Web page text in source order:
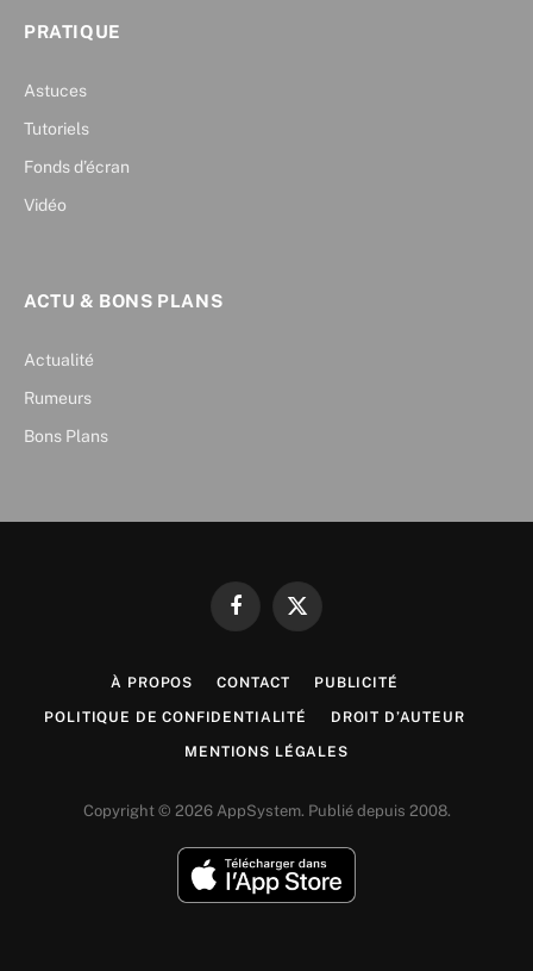
PRATIQUE
Astuces
Tutoriels
Fonds d’écran
Vidéo
ACTU & BONS PLANS
Actualité
Rumeurs
Bons Plans
FacebookX
À PROPOS CONTACT PUBLICITÉ
POLITIQUE DE CONFIDENTIALITÉ DROIT D’AUTEUR
MENTIONS LÉGALES
Copyright © 2026 AppSystem. Publié depuis 2008.